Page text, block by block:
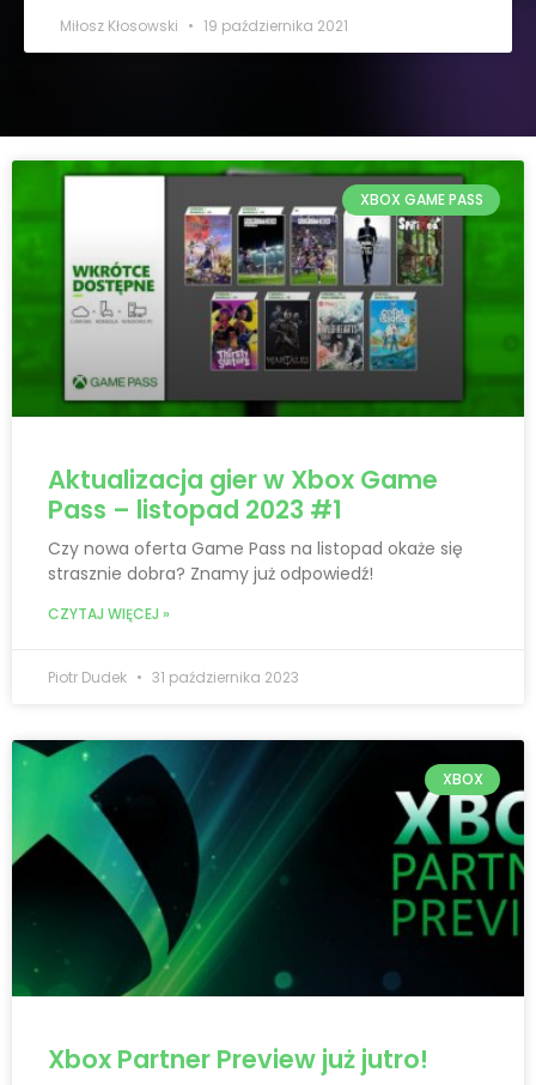
Miłosz Kłosowski 19 października 2021
XBOX GAME PASS
Aktualizacja gier w Xbox Game
Pass – listopad 2023 #1
Czy nowa oferta Game Pass na listopad okaże się
strasznie dobra? Znamy już odpowiedź!
CZYTAJ WIĘCEJ »
Piotr Dudek 31 października 2023
XBOX
Xbox Partner Preview już jutro!